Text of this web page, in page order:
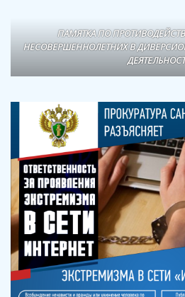
ПАМЯТКА ПО
НЕСОВЕРШЕННОЛЕТНИХ В